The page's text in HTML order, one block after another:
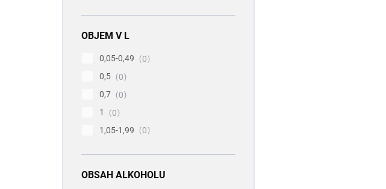
OBJEM V L
0,05-0,49
0
0,5
0
0,7
0
1
0
1,05-1,99
0
OBSAH ALKOHOLU